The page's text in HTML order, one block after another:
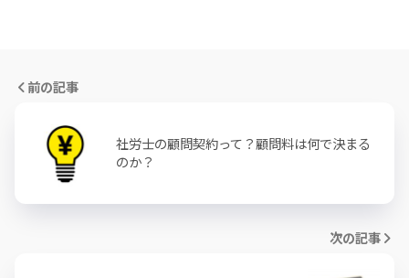
前の記事
社労士の顧問契約って？顧問料は何で決まる
のか？
次の記事